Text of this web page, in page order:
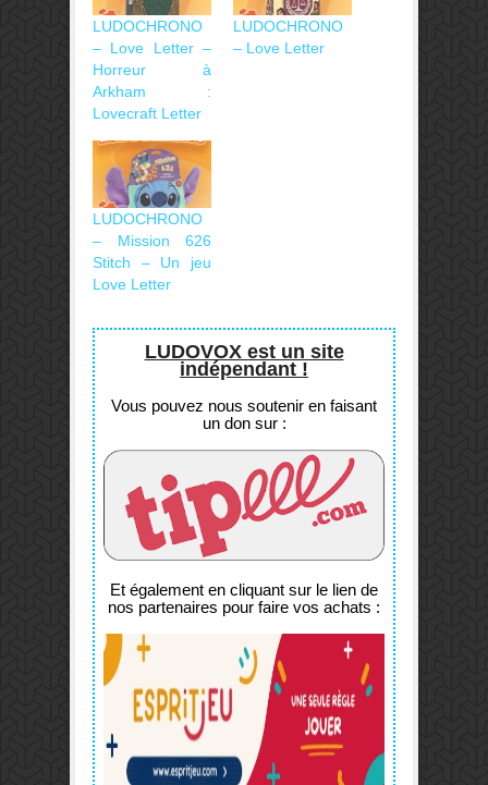
LUDOCHRONO
– Love Letter –
Horreur à
Arkham :
Lovecraft Letter
LUDOCHRONO
– Love Letter
LUDOCHRONO
– Mission 626
Stitch – Un jeu
Love Letter
LUDOVOX est un site
indépendant !
Vous pouvez nous soutenir en faisant
un don sur :
Et également en cliquant sur le lien de
nos partenaires pour faire vos achats :